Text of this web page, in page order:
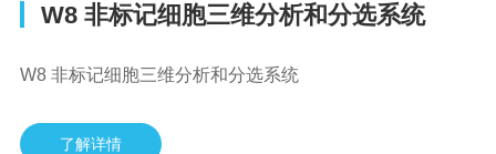
W8 非标记细胞三维分析和分选系统
W8 非标记细胞三维分析和分选系统
了解详情